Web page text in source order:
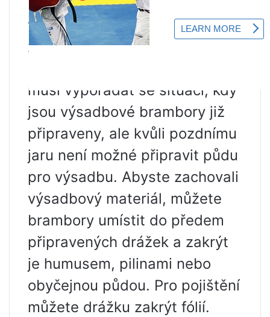
výsadbě, ale půda stále není
zahřátá – co dělat?
musí vypořádat se situací, kdy
jsou výsadbové brambory již
připraveny, ale kvůli pozdnímu
jaru není možné připravit půdu
pro výsadbu. Abyste zachovali
výsadbový materiál, můžete
brambory umístit do předem
připravených drážek a zakrýt
je humusem, pilinami nebo
obyčejnou půdou. Pro pojištění
můžete drážku zakrýt fólií.